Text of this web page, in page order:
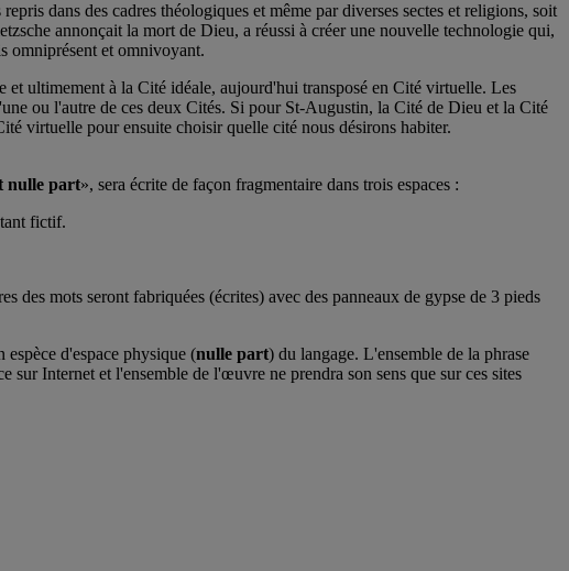
dans des cadres théologiques et même par diverses sectes et religions, soit
annonçait la mort de Dieu, a réussi à créer une nouvelle technologie qui,
omniprésent et omnivoyant.
ultimement à la Cité idéale, aujourd'hui transposé en Cité virtuelle. Les
ou l'autre de ces deux Cités. Si pour St-Augustin, la Cité de Dieu et la Cité
virtuelle pour ensuite choisir quelle cité nous désirons habiter.
nulle part», sera écrite de façon fragmentaire dans trois espaces :
fictif.
des mots seront fabriquées (écrites) avec des panneaux de gypse de 3 pieds
d'espace physique (nulle part) du langage. L'ensemble de la phrase
sur Internet et l'ensemble de l'œuvre ne prendra son sens que sur ces sites